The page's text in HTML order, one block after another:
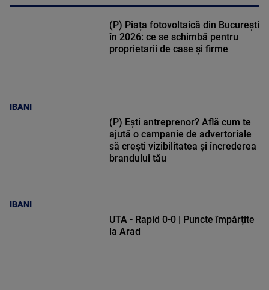
IBANI
(P) Piața fotovoltaică din București
în 2026: ce se schimbă pentru
proprietarii de case și firme
IBANI
(P) Ești antreprenor? Află cum te
ajută o campanie de advertoriale
să crești vizibilitatea și încrederea
brandului tău
UTA - Rapid 0-0 | Puncte împărțite
la Arad